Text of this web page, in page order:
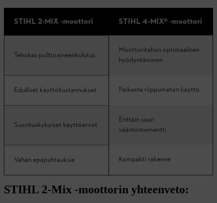
STIHL 2-MIX -moottori STIHL 4-MIX® -moottori
Tehokas polttoaineenkulutus
Moottoritehon optimaalinen
hyödyntäminen
Edulliset käyttökustannukset Paikasta riippumaton käyttö
Suorituskykyiset käyttöarvot
Erittäin suuri
vääntömomentti
Vähän epäpuhtauksia Kompakti rakenne
STIHL 2-Mix -moottorin yhteenveto: